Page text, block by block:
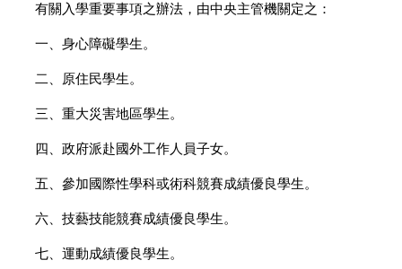
有關入學重要事項之辦法，由中央主管機關定之：
一、身心障礙學生。
二、原住民學生。
三、重大災害地區學生。
四、政府派赴國外工作人員子女。
五、參加國際性學科或術科競賽成績優良學生。
六、技藝技能競賽成績優良學生。
七、運動成績優良學生。